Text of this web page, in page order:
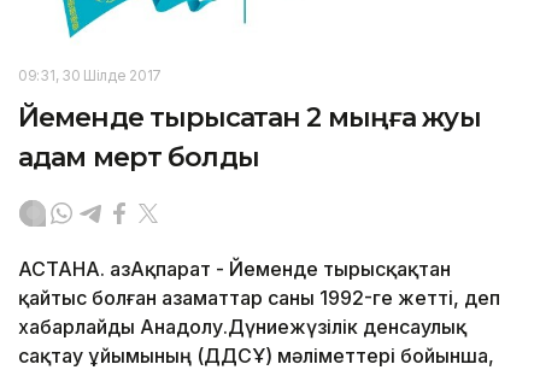
09:31, 30 Шілде 2017
Йеменде тырысқақтан 2 мыңға жуық
адам мерт болды
АСТАНА. ҚазАқпарат - Йеменде тырысқақтан
қайтыс болған азаматтар саны 1992-ге жетті, деп
хабарлайды Анадолу.Дүниежүзілік денсаулық
сақтау ұйымының (ДДСҰ) мәліметтері бойынша,